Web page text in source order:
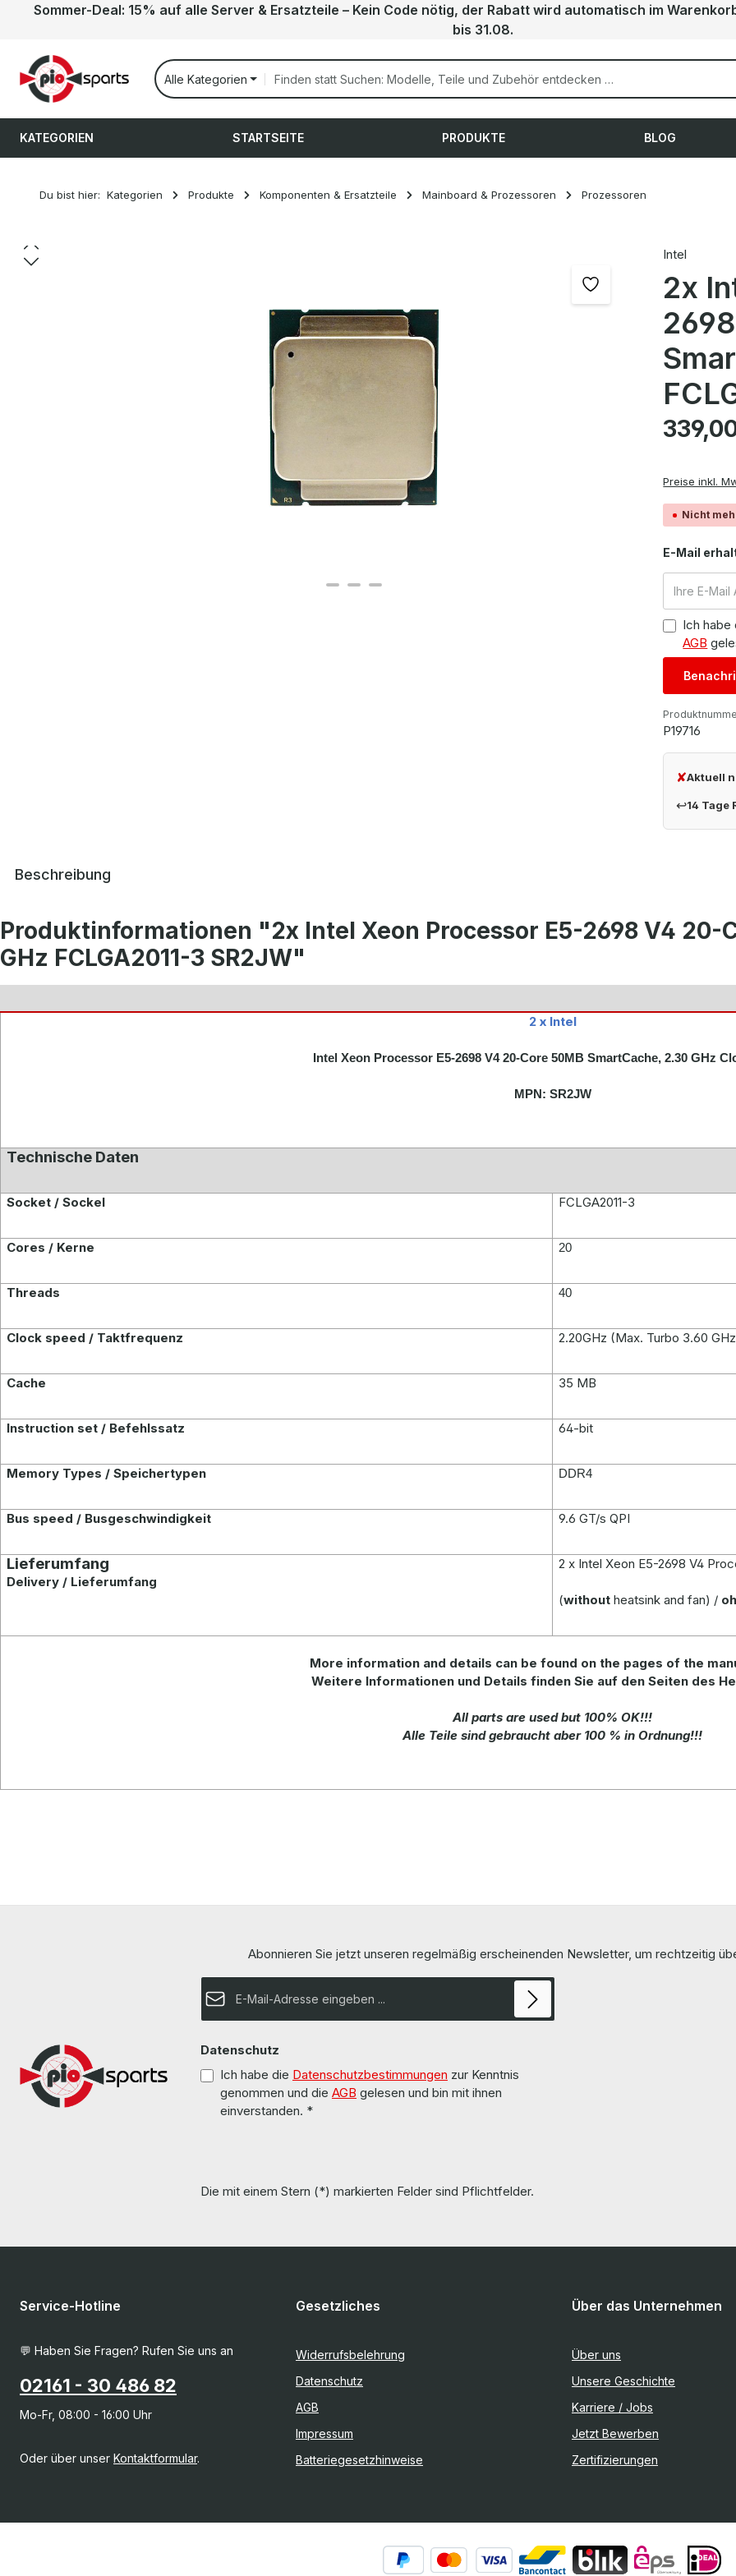
Hauptinhalt springen
Zur Suche springen
Zur Hauptnavigation springen
Sommer-Deal: 15% auf alle Server & Ersatzteile – Kein Code nötig, der Rabatt wird automatisch im
bis 31.08.
Alle Kategorien
KATEGORIEN STARTSEITE PRODUKTE BLOG
Du bist hier: Kategorien Produkte Komponenten & Ersatzteile Mainboard & Prozessoren Prozessoren
Bildergalerie überspringen Intel
2x
Regulärer
Preise inkl.
Nicht
E-Mail
Ich
AGB
P19716
✘Aktuell
↩14 Tage
Beschreibung
Produktinformationen "2x Intel Xeon Processor E5-2698 V4 20-
GHz FCLGA2011-3 SR2JW"
2 x Intel
Intel Xeon Processor E5-2698 V4 20-Core 50MB SmartCache, 2.30 GHz
MPN: SR2JW
Technische Daten
Socket / Sockel FCLGA2011-3
Cores / Kerne 20
Threads 40
Clock speed / Taktfrequenz 2.20GHz (Max. Turbo 3.60
Cache 35 MB
Instruction set / Befehlssatz 64-bit
Memory Types / Speichertypen DDR4
Bus speed / Busgeschwindigkeit 9.6 GT/s QPI
Lieferumfang
Delivery / Lieferumfang
2 x Intel Xeon E5-2698 V4
(without heatsink and fan) /
More information and details can be found on the pages of the
Weitere Informationen und Details finden Sie auf den Seiten des
All parts are used but 100% OK!!!
Alle Teile sind gebraucht aber 100 % in Ordnung!!!
Abonnieren Sie jetzt unseren regelmäßig erscheinenden Newsletter, um rechtzeitig
E-Mail-Adresse*
Datenschutz
Ich habe die Datenschutzbestimmungen zur Kenntnis
genommen und die AGB gelesen und bin mit ihnen
einverstanden. *
Die mit einem Stern (*) markierten Felder sind Pflichtfelder.
Service-Hotline
💬 Haben Sie Fragen? Rufen Sie uns an
02161 - 30 486 82
Mo-Fr, 08:00 - 16:00 Uhr
Oder über unser Kontaktformular.
Gesetzliches
Widerrufsbelehrung
Datenschutz
AGB
Impressum
Batteriegesetzhinweise
Über das Unternehmen
Über uns
Unsere Geschichte
Karriere / Jobs
Jetzt Bewerben
Zertifizierungen